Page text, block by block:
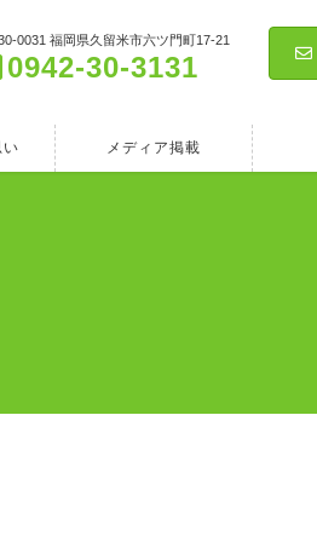
0031 福岡県久留米市六ツ門町17-21
0942-30-3131
い メディア掲載